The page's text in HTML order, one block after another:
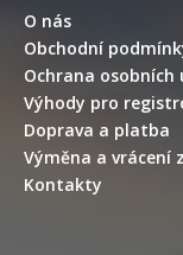
O nás
Obchodní
Ochrana osobních
Výhody pro
Doprava a platba
Výměna a vrácení
Kontakty